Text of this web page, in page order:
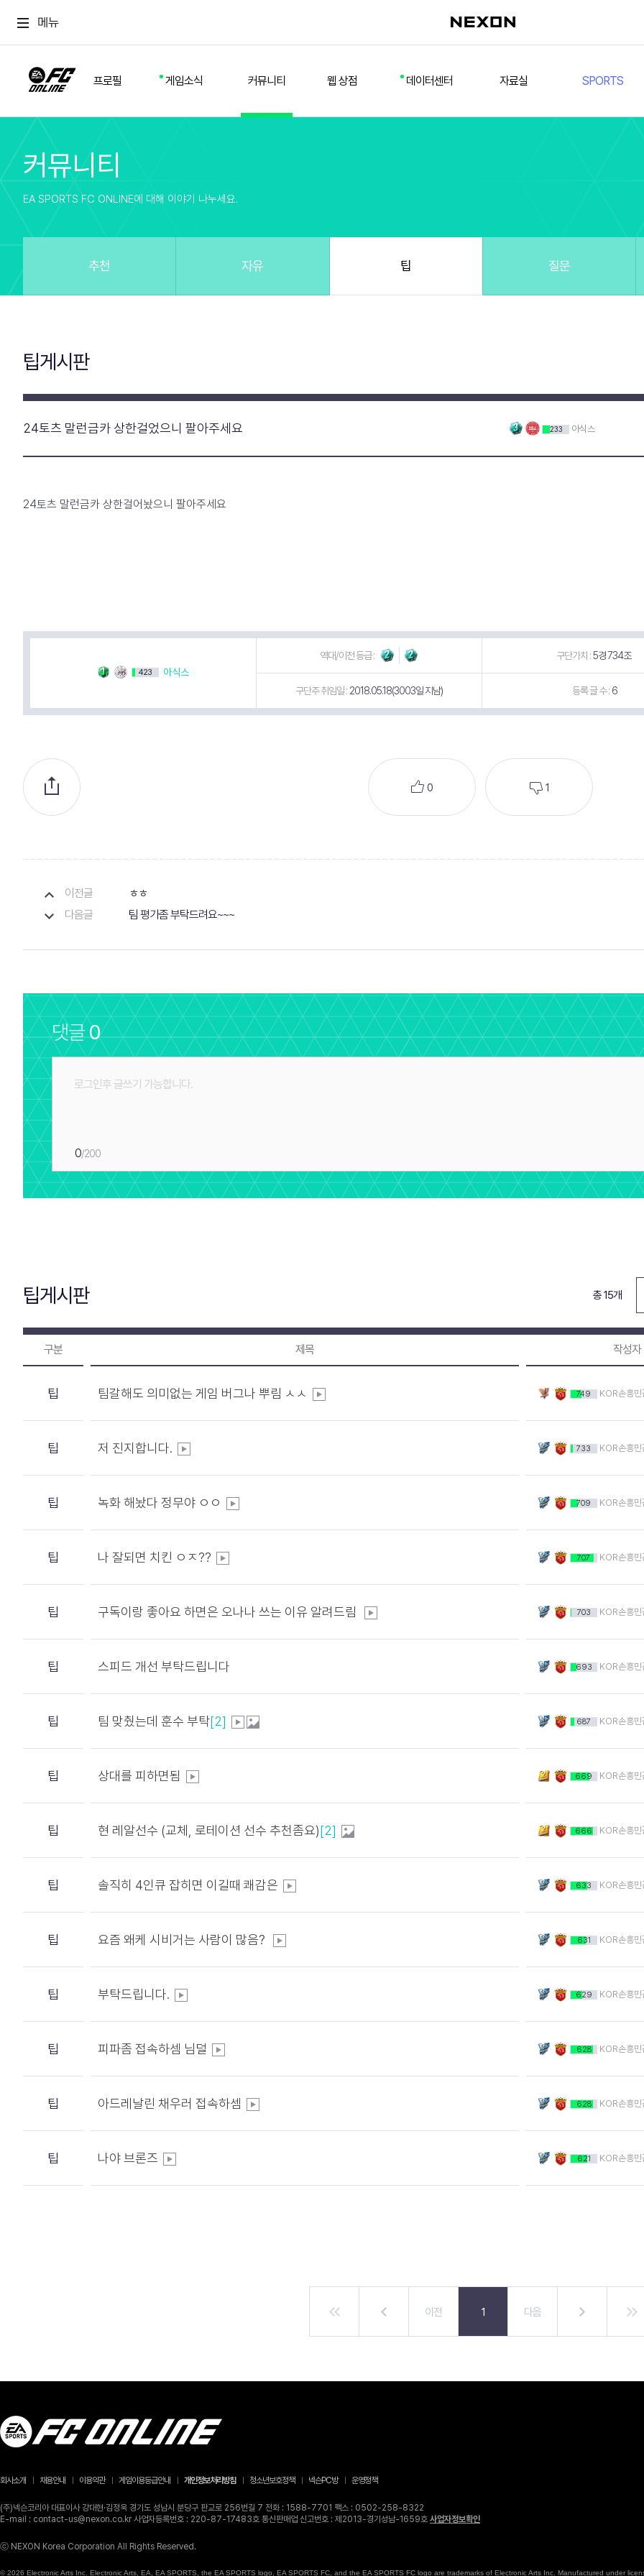
메뉴
프로필 게임소식 커뮤니티 웹 상점 데이터센터 자료실 SPORTS
스쿼드
경기 기록
커뮤니티
방명록
설정
업데이트
유저 가이드
게임 플레이 버그 제보
훈련코치/특성 도우미
스쿼드 피드
커뮤니티
EA SPORTS FC ONLINE에 대해 이야기 나누세요.
추천 자유 팁 질문
팁게시판
24토츠 말런금카 상한걸었으니 팔아주세요 233 아식스
24토츠 말런금카 상한걸어놨으니 팔아주세요
423 아식스
역대/이전 등급 : 구단가치 :5경 734조
구단주 취임일 : 2018.05.18(3003일 지남) 등록 글 수 : 6
0 1
이전글
ㅎㅎ
다음글
팀 평가좀 부탁드려요~~~
댓글0
0/200
팁게시판 총 15개
구분 제목 작성자
팁 팀갈해도 의미없는 게임 버그나 뿌림 ㅅㅅ 749 KOR손흥민
팁 저 진지합니다. 733 KOR손흥민
팁 녹화 해놨다 정무야 ㅇㅇ 709 KOR손흥민
팁 나 잘되면 치킨 ㅇㅈ?? 707 KOR손흥민
팁 구독이랑 좋아요 하면은 오나나 쓰는 이유 알려드림 703 KOR손흥민
팁 스피드 개선 부탁드립니다 693 KOR손흥민
팁 팀 맞췄는데 훈수 부탁[2] 687 KOR손흥민
팁 상대를 피하면됨 669 KOR손흥민
팁 현 레알선수 (교체, 로테이션 선수 추천좀요)[2] 666 KOR손흥민
팁 솔직히 4인큐 잡히면 이길때 쾌감은 633 KOR손흥민
팁 요즘 왜케 시비거는 사람이 많음? 631 KOR손흥민
팁 부탁드립니다. 629 KOR손흥민
팁 피파좀 접속하셈 님덜 628 KOR손흥민
팁 아드레날린 채우러 접속하셈 628 KOR손흥민
팁 나야 브론즈 621 KOR손흥민
이전 1 다음
회사소개 채용안내 이용약관 게임이용등급안내 개인정보처리방침 청소년보호정책 넥슨PC방 운영정책
(주)넥슨코리아 대표이사 강대현·김정욱 경기도 성남시 분당구 판교로 256번길 7 전화 : 1588-7701 팩스 : 0502-258-8322
E-mail : contact-us@nexon.co.kr 사업자등록번호 : 220-87-17483호 통신판매업 신고번호 : 제2013-경기성남-1659호 사업자정보확인
ⓒ NEXON Korea Corporation All Rights Reserved.
© 2026 Electronic Arts Inc. Electronic Arts, EA, EA SPORTS, the EA SPORTS logo, EA SPORTS FC, and the EA SPORTS FC logo are trademarks of Electronic Arts Inc. Manufactured under